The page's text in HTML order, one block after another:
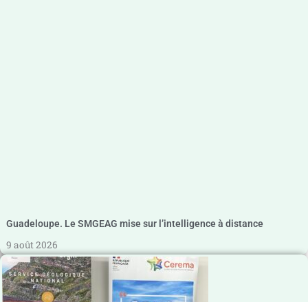
Guadeloupe. Le SMGEAG mise sur l’intelligence à distance
9 août 2026